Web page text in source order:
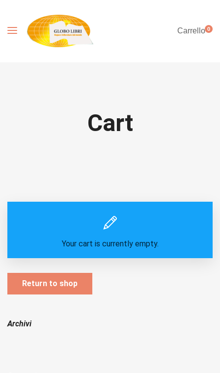
Carrello0
Cart
Your cart is currently empty.
Return to shop
Archivi